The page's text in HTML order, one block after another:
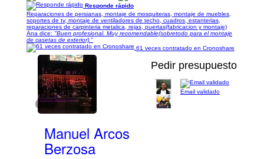
Responde rápido
Reparaciones de persianas, montaje de mosquiteras, montaje de muebles,
soportes de tv, montaje de ventiladores de techo, cuadros, estanterias,
reparaciones de carpinteria metalica, rejas, puertas(fabricacion y montaje)
Ana dice: "Buen profesional. Muy recomendable(sobretodo para el montaje
de casetas de exterior)."
61 veces contratado en Cronoshare
Pedir presupuesto
Manuel Arcos
Berzosa
Email validado